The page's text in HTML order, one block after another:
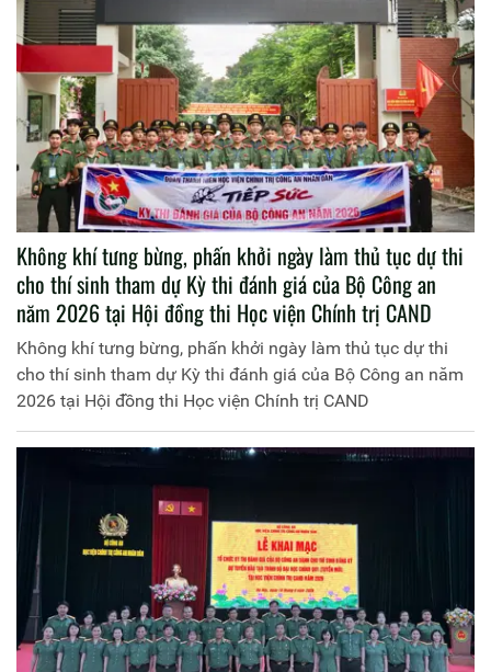
Không khí tưng bừng, phấn khởi ngày làm thủ tục dự thi
cho thí sinh tham dự Kỳ thi đánh giá của Bộ Công an
năm 2026 tại Hội đồng thi Học viện Chính trị CAND
Không khí tưng bừng, phấn khởi ngày làm thủ tục dự thi
cho thí sinh tham dự Kỳ thi đánh giá của Bộ Công an năm
2026 tại Hội đồng thi Học viện Chính trị CAND